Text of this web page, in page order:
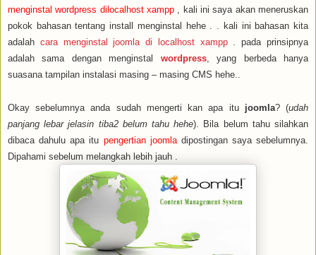
menginstal wordpress dilocalhost xampp , kali ini saya akan meneruskan
pokok bahasan tentang install menginstal hehe . . kali ini bahasan kita
adalah cara menginstal joomla di localhost xampp. pada prinsipnya
adalah sama dengan menginstal wordpress, yang berbeda hanya
suasana tampilan instalasi masing – masing CMS hehe..
Okay sebelumnya anda sudah mengerti kan apa itu joomla? (udah
panjang lebar jelasin tiba2 belum tahu hehe). Bila belum tahu silahkan
dibaca dahulu apa itu pengertian joomladipostingan saya sebelumnya.
Dipahami sebelum melangkah lebih jauh .